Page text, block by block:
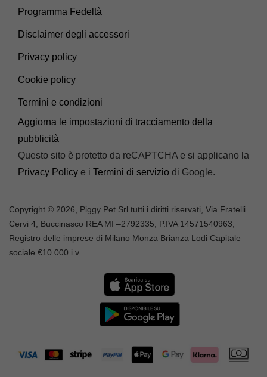
Programma Fedeltà
Disclaimer degli accessori
Privacy policy
Cookie policy
Termini e condizioni
Aggiorna le impostazioni di tracciamento della
pubblicità
Questo sito è protetto da reCAPTCHA e si applicano la
Privacy Policy e i Termini di servizio di Google.
Copyright © 2026, Piggy Pet Srl tutti i diritti riservati, Via Fratelli
Cervi 4, Buccinasco REA MI –2792335 , P.IVA 14571540963,
Registro delle imprese di Milano Monza Brianza Lodi Capitale
sociale €10.000 i.v.